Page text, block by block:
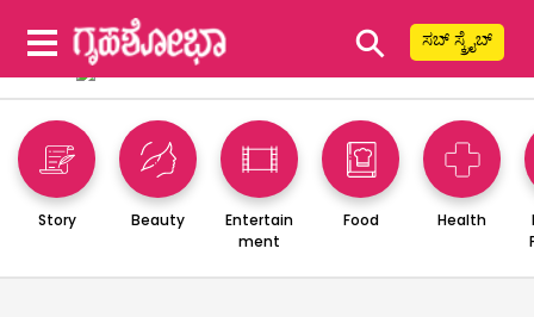
⚲ ಸಬ್ ಸ್ಕ್ರೈಬ್
Story Beauty
Entertain
ment
Food Health